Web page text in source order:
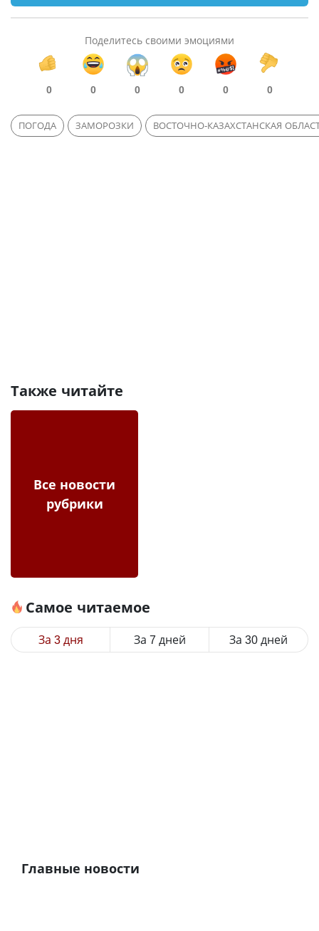
Поделитесь своими эмоциями
0 0 0 0 0 0
ПОГОДА ЗАМОРОЗКИ ВОСТОЧНО-КАЗАХСТАНСКАЯ
Также читайте
Все новости
рубрики
Самое читаемое
За 3 дня За 7 дней За 30 дней
Главные новости